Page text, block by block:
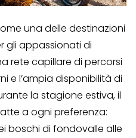
una delle destinazioni
gli appassionati di
rete capillare di percorsi
e l’ampia disponibilità di
la stagione estiva, il
a ogni preferenza:
boschi di fondovalle alle